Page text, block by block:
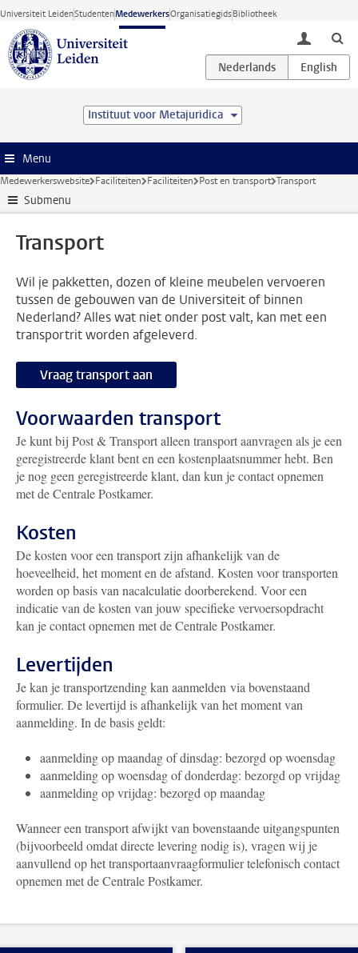
Ga direct naar de inhoud
Universiteit LeidenStudentenMedewerkersOrganisatiegidsBibliotheek
toggle
Instituut voor Metajuridica
Menu
Medewerkerswebsite Faciliteiten Faciliteiten Post en transport Transport
Submenu
Transport
Wil je pakketten, dozen of kleine meubelen vervoeren
tussen de gebouwen van de Universiteit of binnen
Nederland? Alles wat niet onder post valt, kan met een
transportrit worden afgeleverd.
Vraag transport aan
Voorwaarden transport
Je kunt bij Post & Transport alleen transport aanvragen als je een
geregistreerde klant bent en een kostenplaatsnummer hebt. Ben
je nog geen geregistreerde klant, dan kun je contact opnemen
met de Centrale Postkamer.
Kosten
De kosten voor een transport zijn afhankelijk van de
hoeveelheid, het moment en de afstand. Kosten voor transporten
worden op basis van nacalculatie doorberekend. Voor een
indicatie van de kosten van jouw specifieke vervoersopdracht
kan je contact opnemen met de Centrale Postkamer.
Levertijden
Je kan je transportzending kan aanmelden via bovenstaand
formulier. De levertijd is afhankelijk van het moment van
aanmelding. In de basis geldt:
aanmelding op maandag of dinsdag: bezorgd op woensdag
aanmelding op woensdag of donderdag: bezorgd op vrijdag
aanmelding op vrijdag: bezorgd op maandag
Wanneer een transport afwijkt van bovenstaande uitgangspunten
(bijvoorbeeld omdat directe levering nodig is), vragen wij je
aanvullend op het transportaanvraagformulier telefonisch contact
opnemen met de Centrale Postkamer.